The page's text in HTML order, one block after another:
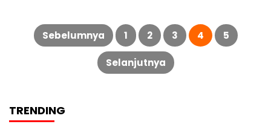
Paginasi
posSebelumnya 1 2 3 4 5
Selanjutnya
TRENDING